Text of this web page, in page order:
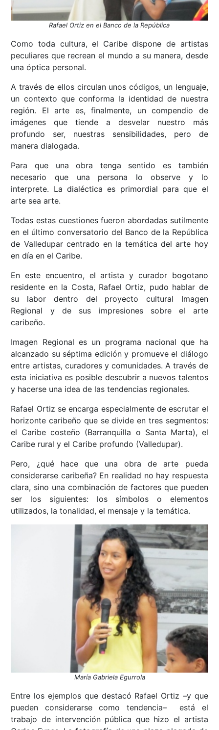
Rafael Ortiz en el Banco de la República
Como toda cultura, el Caribe dispone de artistas
peculiares que recrean el mundo a su manera, desde
una óptica personal.
A través de ellos circulan unos códigos, un lenguaje,
un contexto que conforma la identidad de nuestra
región. El arte es, finalmente, un compendio de
imágenes que tiende a desvelar nuestro más
profundo ser, nuestras sensibilidades, pero de
manera dialogada.
Para que una obra tenga sentido es también
necesario que una persona lo observe y lo
interprete. La dialéctica es primordial para que el
arte sea arte.
Todas estas cuestiones fueron abordadas sutilmente
en el último conversatorio del Banco de la República
de Valledupar centrado en la temática del arte hoy
en día en el Caribe.
En este encuentro, el artista y curador bogotano
residente en la Costa, Rafael Ortiz, pudo hablar de
su labor dentro del proyecto cultural Imagen
Regional y de sus impresiones sobre el arte
caribeño.
Imagen Regional es un programa nacional que ha
alcanzado su séptima edición y promueve el diálogo
entre artistas, curadores y comunidades. A través de
esta iniciativa es posible descubrir a nuevos talentos
y hacerse una idea de las tendencias regionales.
Rafael Ortiz se encarga especialmente de escrutar el
horizonte caribeño que se divide en tres segmentos:
el Caribe costeño (Barranquilla o Santa Marta), el
Caribe rural y el Caribe profundo (Valledupar).
Pero, ¿qué hace que una obra de arte pueda
considerarse caribeña? En realidad no hay respuesta
clara, sino una combinación de factores que pueden
ser los siguientes: los símbolos o elementos
utilizados, la tonalidad, el mensaje y la temática.
María Gabriela Egurrola
Entre los ejemplos que destacó Rafael Ortiz –y que
pueden considerarse como tendencia– está el
trabajo de intervención pública que hizo el artista